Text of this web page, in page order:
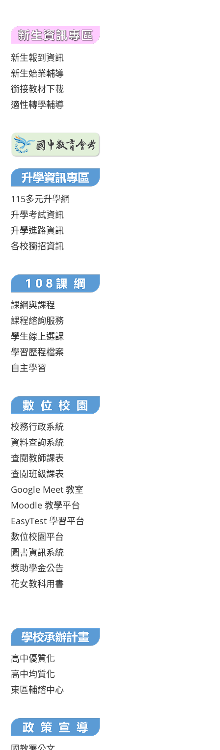
新生報到資訊
新生始業輔導
銜接教材下載
適性轉學輔導
115多元升學網
升學考試資訊
升學進路資訊
各校獨招資訊
課綱與課程
課程諮詢服務
學生線上選課
學習歷程檔案
自主學習
校務行政系統
資料查詢系統
查閱教師課表
查閱班級課表
Google Meet 教室
Moodle 教學平台
EasyTest 學習平台
數位校園平台
圖書資訊系統
獎助學金公告
花女教科用書
高中優質化
高中均質化
東區輔諮中心